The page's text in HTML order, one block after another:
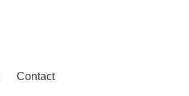
Contact